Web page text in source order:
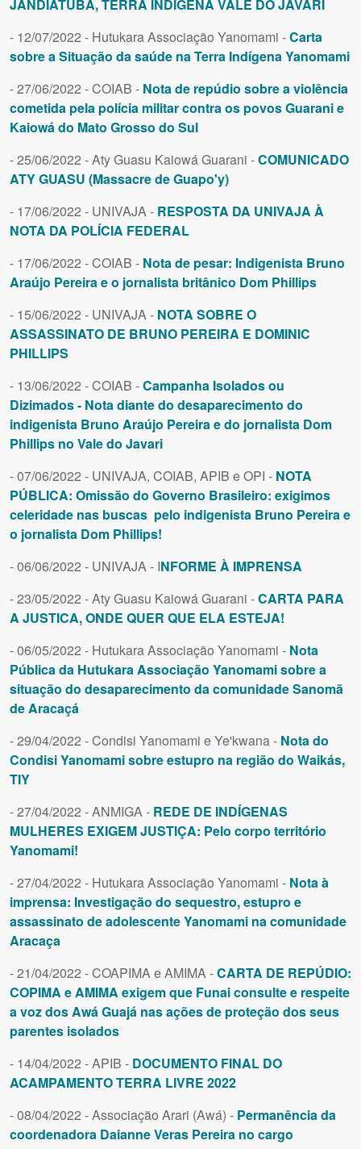
JANDIATUBA, TERRA INDÍGENA VALE DO JAVARI
- 12/07/2022 - Hutukara Associação Yanomami -Carta
sobre a Situação da saúde na Terra Indígena Yanomami
- 27/06/2022 - COIAB - Nota de repúdio sobre a violência
cometida pela polícia militar contra os povos Guarani e
Kaiowá do Mato Grosso do Sul
- 25/06/2022 - Aty Guasu Kaiowá Guarani -COMUNICADO
ATY GUASU (Massacre de Guapo'y)
- 17/06/2022 - UNIVAJA - RESPOSTA DA UNIVAJA À
NOTA DA POLÍCIA FEDERAL
- 17/06/2022 - COIAB - Nota de pesar: Indigenista Bruno
Araújo Pereira e o jornalista britânico Dom Phillips
- 15/06/2022 - UNIVAJA - NOTA SOBRE O
ASSASSINATO DE BRUNO PEREIRA E DOMINIC
PHILLIPS
- 13/06/2022 - COIAB -Campanha Isolados ou
Dizimados - Nota diante do desaparecimento do
indigenista Bruno Araújo Pereira e do jornalista Dom
Phillips no Vale do Javari
- 07/06/2022 - UNIVAJA, COIAB, APIB e OPI - NOTA
PÚBLICA: Omissão do Governo Brasileiro: exigimos
celeridade nas buscas pelo indigenista Bruno Pereira e
o jornalista Dom Phillips!
- 06/06/2022 - UNIVAJA - INFORME À IMPRENSA
- 23/05/2022 - Aty Guasu Kaiowá Guarani -CARTA PARA
A JUSTICA, ONDE QUER QUE ELA ESTEJA!
- 06/05/2022 - Hutukara Associação Yanomami - Nota
Pública da Hutukara Associação Yanomami sobre a
situação do desaparecimento da comunidade Sanomã
de Aracaçá
- 29/04/2022 - Condisi Yanomami e Ye'kwana - Nota do
Condisi Yanomami sobre estupro na região do Waikás,
TIY
- 27/04/2022 - ANMIGA - REDE DE INDÍGENAS
MULHERES EXIGEM JUSTIÇA: Pelo corpo território
Yanomami!
- 27/04/2022 - Hutukara Associação Yanomami - Nota à
imprensa: Investigação do sequestro, estupro e
assassinato de adolescente Yanomami na comunidade
Aracaça
- 21/04/2022 - COAPIMA e AMIMA -CARTA DE REPÚDIO:
COPIMA e AMIMA exigem que Funai consulte e respeite
a voz dos Awá Guajá nas ações de proteção dos seus
parentes isolados
- 14/04/2022 - APIB - DOCUMENTO FINAL DO
ACAMPAMENTO TERRA LIVRE 2022
- 08/04/2022 - Associação Arari (Awá) - Permanência da
coordenadora Daianne Veras Pereira no cargo